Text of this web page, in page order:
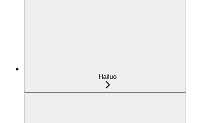
Hailuo